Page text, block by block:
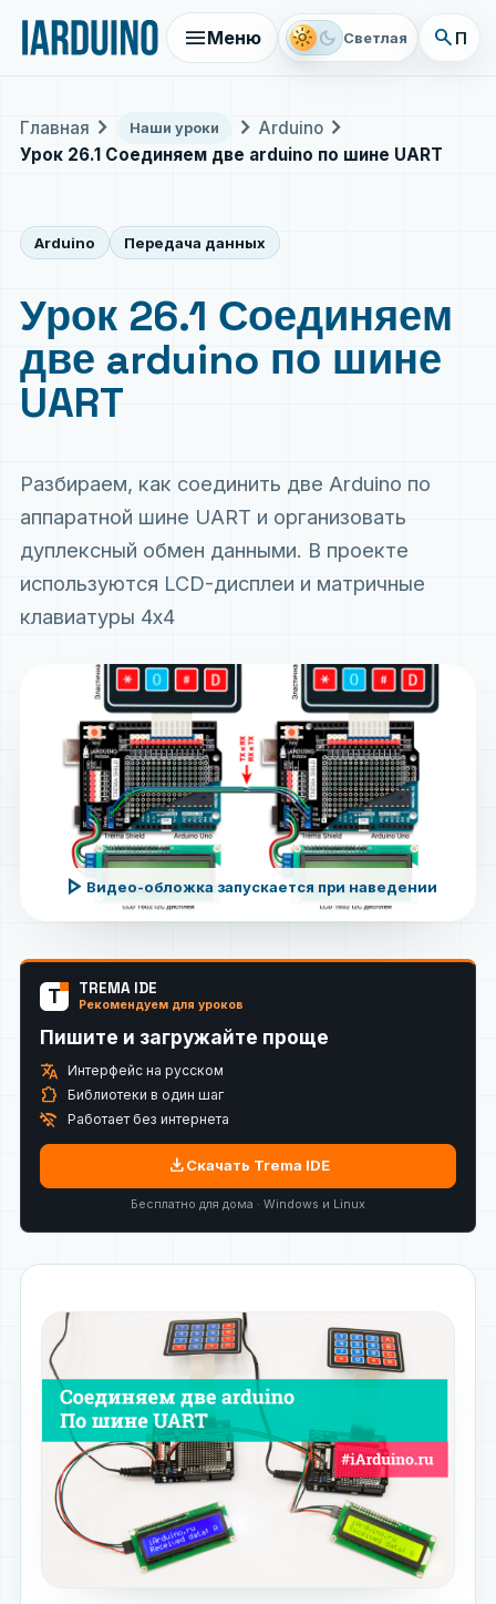
menuМеню light_mode dark_mode Светлая search
Главная chevron_right Наши уроки chevron_right Arduino chevron_right
Урок 26.1 Соединяем две arduino по шине UART
Arduino Передача данных
Урок 26.1 Соединяем
две arduino по шине
UART
Разбираем, как соединить две Arduino по
аппаратной шине UART и организовать
дуплексный обмен данными. В проекте
используются LCD-дисплеи и матричные
клавиатуры 4x4
play_arrow Видео-обложка запускается при наведении
T TREMA IDE
Рекомендуем для уроков
Пишите и загружайте проще
translate Интерфейс на русском
extension Библиотеки в один шаг
wifi_off Работает без интернета
downloadСкачать Trema IDE
Бесплатно для дома · Windows и Linux